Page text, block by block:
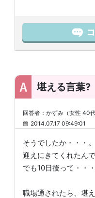
堪える言葉?
回答者：かずみ（女性 40
2014.07.17 09:49:01
そうでしたか・・・。
迎えにきてくれたんで
でも10日後って・・
職場通されたら、堪